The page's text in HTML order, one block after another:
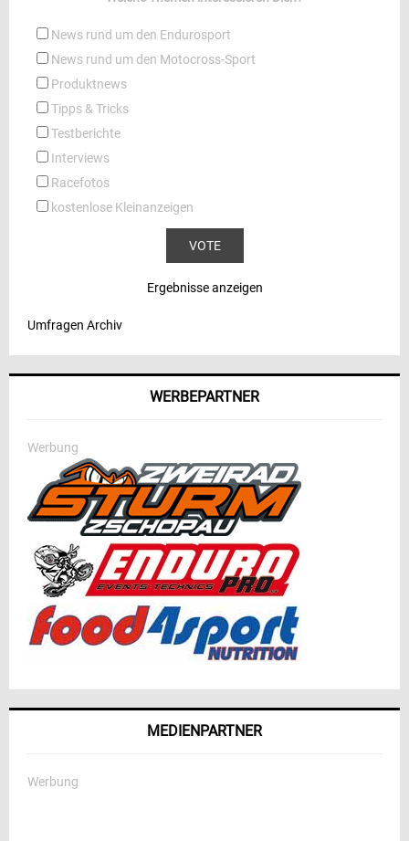
News rund um den Endurosport
News rund um den Motocross-Sport
Produktnews
Tipps & Tricks
Testberichte
Interviews
Racefotos
kostenlose Kleinanzeigen
Ergebnisse anzeigen
Umfragen Archiv
WERBEPARTNER
Werbung
MEDIENPARTNER
Werbung